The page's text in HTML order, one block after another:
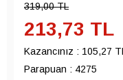
319,00TL
213,73 TL
Kazancınız : 105,27 TL
Parapuan : 4275